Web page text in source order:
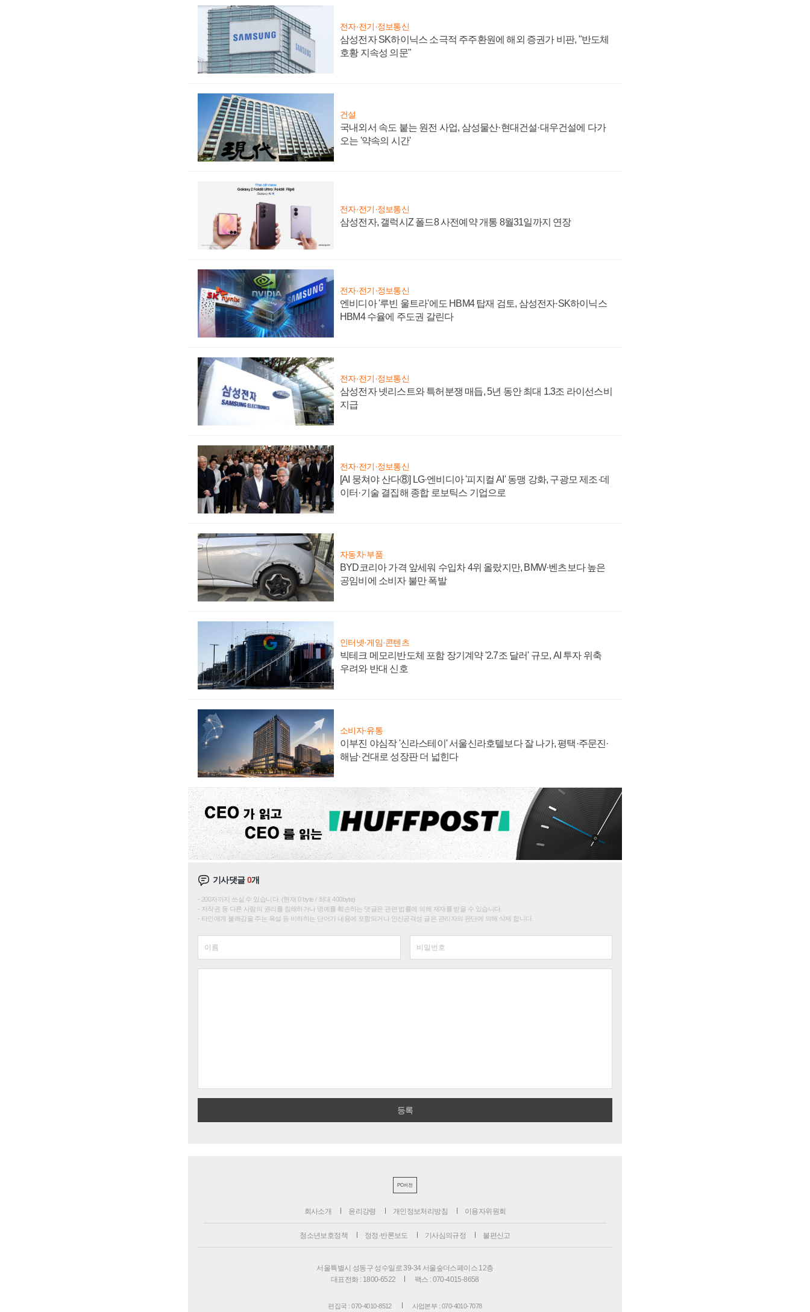
전자·전기·정보통신
삼성전자 SK하이닉스 소극적 주주환원에 해외 증권가 비판, "반도체
호황 지속성 의문"
건설
국내외서 속도 붙는 원전 사업, 삼성물산·현대건설·대우건설에 다가
오는 '약속의 시간'
전자·전기·정보통신
삼성전자, 갤럭시Z 폴드8 사전예약 개통 8월31일까지 연장
전자·전기·정보통신
엔비디아 '루빈 울트라'에도 HBM4 탑재 검토, 삼성전자·SK하이닉스
HBM4 수율에 주도권 갈린다
전자·전기·정보통신
삼성전자 넷리스트와 특허분쟁 매듭, 5년 동안 최대 1.3조 라이선스비
지급
전자·전기·정보통신
[AI 뭉쳐야 산다⑧] LG·엔비디아 '피지컬 AI' 동맹 강화, 구광모 제조·데
이터·기술 결집해 종합 로보틱스 기업으로
자동차·부품
BYD코리아 가격 앞세워 수입차 4위 올랐지만, BMW·벤츠보다 높은
공임비에 소비자 불만 폭발
인터넷·게임·콘텐츠
빅테크 메모리반도체 포함 장기계약 '2.7조 달러' 규모, AI 투자 위축
우려와 반대 신호
소비자·유통
이부진 야심작 '신라스테이' 서울신라호텔보다 잘 나가, 평택·주문진·
해남·건대로 성장판 더 넓힌다
기사댓글0개
200자까지 쓰실 수 있습니다. (현재 0 byte / 최대 400byte)
저작권 등 다른 사람의 권리를 침해하거나 명예를 훼손하는 댓글은 관련 법률에 의해 제재를 받을 수 있습니다.
타인에게 불쾌감을 주는 욕설 등 비하하는 단어가 내용에 포함되거나 인신공격성 글은 관리자의 판단에 의해 삭제 합니다.
PC버전
회사소개 윤리강령 개인정보처리방침 이용자위원회
청소년보호정책 정정·반론보도 기사심의규정 불편신고
서울특별시 성동구 성수일로 39-34 서울숲더스페이스 12층
대표전화 : 1800-6522
팩스 : 070-4015-8658
편집국 : 070-4010-8512 사업본부 : 070-4010-7078